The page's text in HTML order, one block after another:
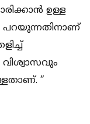
ഉള്ള
പറയുന്നതിനാണ്
”